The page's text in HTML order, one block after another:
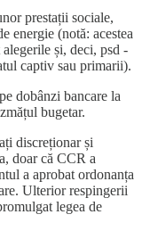
prestații sociale,
energie (notă: acestea
și, deci, psd -
captiv sau primarii).
dobânzi bancare la
bugetar.
discreționar și
doar că CCR a
a aprobat ordonanța
Ulterior respingerii
legea de